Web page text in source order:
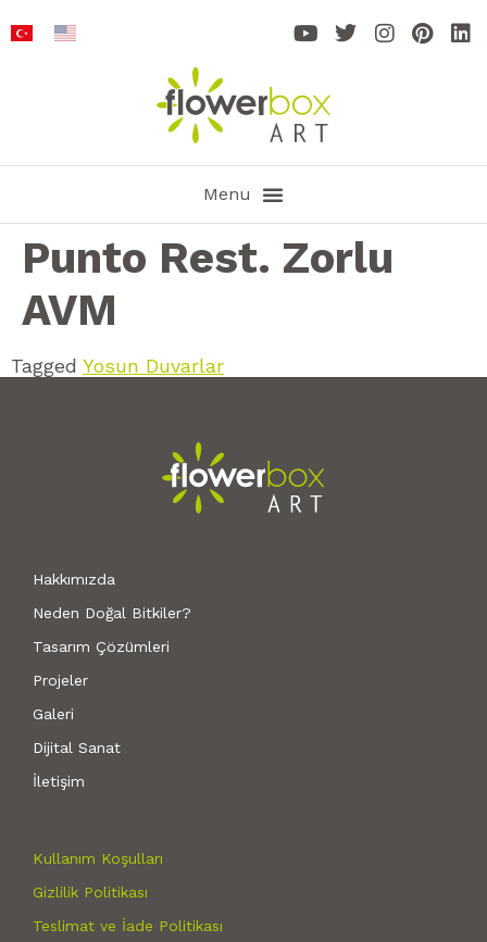
Punto Rest. Zorlu
AVM
Tagged Yosun Duvarlar
Hakkımızda
Neden Doğal Bitkiler?
Tasarım Çözümleri
Projeler
Galeri
Dijital Sanat
İletişim
Kullanım Koşulları
Gizlilik Politikası
Teslimat ve İade Politikası